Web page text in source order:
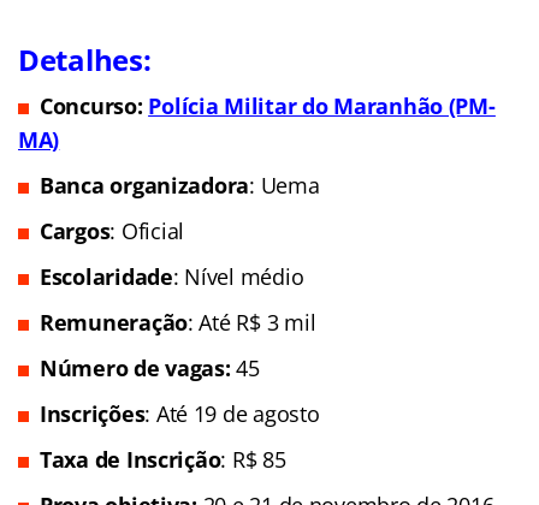
Detalhes:
Concurso: Polícia Militar do Maranhão (PM-
MA)
Banca organizadora: Uema
Cargos: Oficial
Escolaridade: Nível médio
Remuneração: Até R$ 3 mil
Número de vagas: 45
Inscrições: Até 19 de agosto
Taxa de Inscrição: R$ 85